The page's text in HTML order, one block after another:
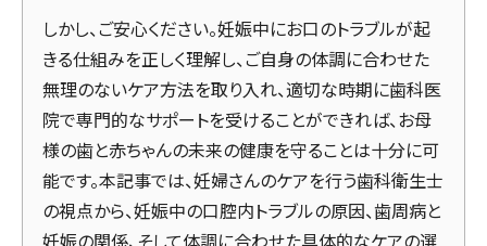
しかし、ご安心ください。妊娠中にお口のトラブルが起
きる仕組みを正しく理解し、ご自身の体調に合わせた
無理のないケア方法を取り入れ、適切な時期に歯科医
院で専門的なサポートを受けることができれば、お母
様の歯と赤ちゃんの未来の健康を守ることは十分に可
能です。本記事では、妊婦さんのケアを行う歯科衛生士
の視点から、妊娠中の口腔内トラブルの原因、歯周病と
妊娠の関係、そして体調に合わせた具体的なケアの選